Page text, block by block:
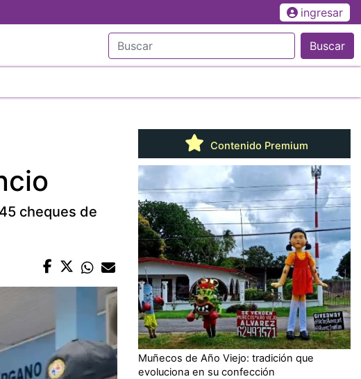
ingresar
Buscar
cheques de
Contenido Premium
Muñecos de Año Viejo: tradición que
evoluciona en su confección